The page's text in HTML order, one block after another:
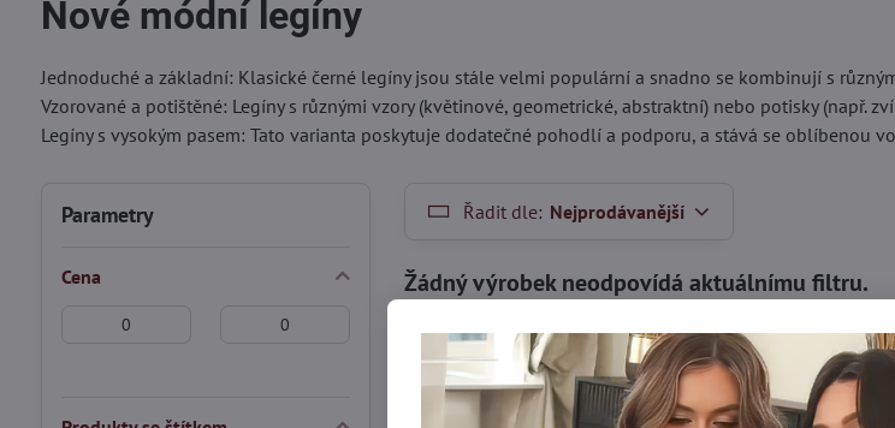
Nové módní legíny
Jednoduché a základní: Klasické černé legíny jsou stále velmi populární a snadno se kombinují s
Vzorované a potištěné: Legíny s různými vzory (květinové, geometrické, abstraktní) nebo potisky (např.
Legíny s vysokým pasem: Tato varianta poskytuje dodatečné pohodlí a podporu, a stává se oblíbenou
Řadit dle: Nejprodávanější
Parametry
Cena